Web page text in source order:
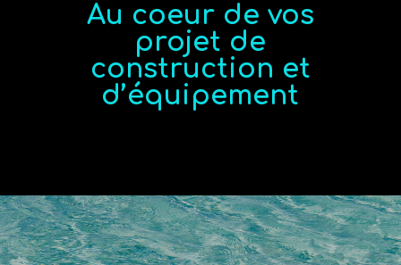
Au coeur de vos
projet de
construction et
d’équipement